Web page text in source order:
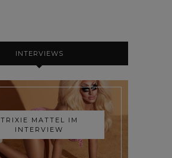
INTERVIEWS
TRIXIE MATTEL IM
INTERVIEW